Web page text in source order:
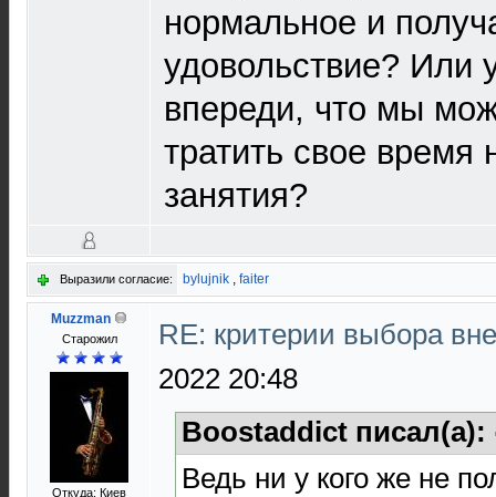
нормальное и
удовольствие? Или
впереди, что мы
тратить свое время
занятия?
Выразили согласие: bylujnik , faiter
Muzzman
Старожил
Откуда: Киев
RE: критерии выбора
2022 20:48
Boostaddict писал(а):
Ведь ни у кого же не